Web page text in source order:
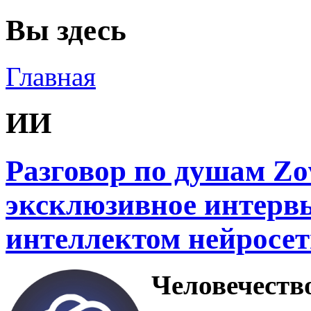
Вы здесь
Главная
ИИ
Разговор по душам
эксклюзивное
интеллектом